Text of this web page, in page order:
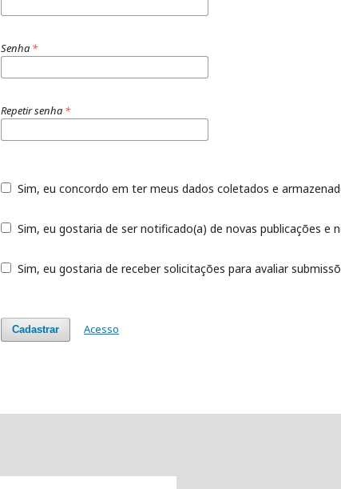
Senha *
Repetir senha *
Sim, eu concordo em ter meus dados coletados e
Sim, eu gostaria de ser notificado(a) de novas publicações e
Sim, eu gostaria de receber solicitações para avaliar
Cadastrar Acesso